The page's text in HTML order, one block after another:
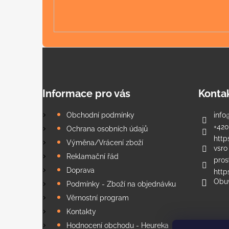
Informace pro vás
Obchodní podmínky
Ochrana osobních údajů
Výměna/Vrácení zboží
Reklamační řád
Doprava
Podmínky - Zboží na objednávku
Věrnostní program
Kontakty
Hodnocení obchodu - Heureka
info
vsro